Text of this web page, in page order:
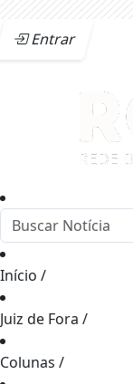
Entrar
Início /
Juiz de Fora /
Colunas /